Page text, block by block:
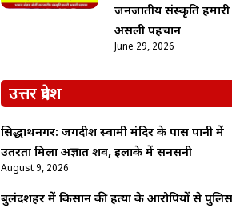
जनजातीय संस्कृति हमारी
असली पहचान
June 29, 2026
उत्तर प्रदेश
सिद्धार्थनगर: जगदीश स्वामी मंदिर के पास पानी में
उतरता मिला अज्ञात शव, इलाके में सनसनी
August 9, 2026
बुलंदशहर में किसान की हत्या के आरोपियों से पुलिस